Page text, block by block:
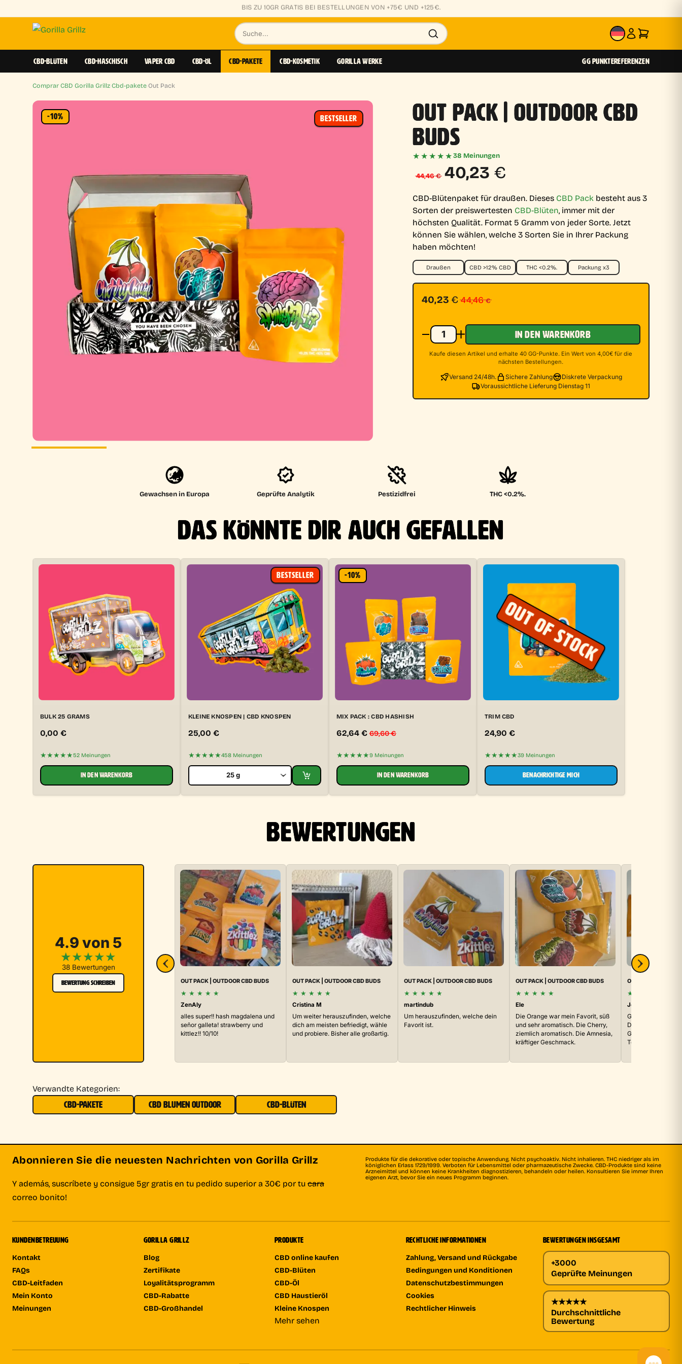
KLEINE KNOSPEN AB 0,85€/GR
Suche
nach
Produkten
DE
CBD-BLÜTEN CBD-HASCHISCH VAPER CBD CBD-ÖL CBD-PAKETE CBD-KOSMETIK GORILLA WERKE GG PUNKTEREFERENZEN
Comprar CBD Gorilla Grillz›Cbd-pakete›Out Pack
-10% BESTSELLER
OUT PACK | OUTDOOR CBD
BUDS
★★★★★38 Meinungen
44,46€ Ursprünglicher
Preis
war:
44,46 €
40,23 €Aktueller
Preis
ist:
CBD-Blütenpaket für draußen. Dieses CBD Packbesteht aus 3
Sorten der preiswertesten CBD-Blüten, immer mit der
höchsten Qualität. Format 5 Gramm von jeder Sorte. Jetzt
können Sie wählen, welche 3 Sorten Sie in Ihrer Packung
haben möchten!
Draußen CBD >12% CBD THC <0.2%. Packung x3
44,46€
Ursprünglicher Preis war: 44,46 €
40,23€
Aktueller Preis ist: 40,23 €.
IN DEN WARENKORB
Kaufe diesen Artikel und erhalte 40 GG-Punkte. Ein Wert von 4,00€ für die
nächsten Bestellungen.
Versand 24/48h. Sichere Zahlung
Diskrete Verpackung
Voraussichtliche Lieferung Dienstag 11
Gewachsen in Europa Geprüfte Analytik Pestizidfrei THC <0.2%.
DAS KÖNNTE DIR AUCH GEFALLEN
BULK 25 GRAMS
0,00 €
★★★★★52 Meinungen
IN DEN WARENKORB
BESTSELLER
KLEINE KNOSPEN | CBD KNOSPEN
25,00 €
★★★★★458 Meinungen
-10%
MIX PACK : CBD HASHISH
62,64€69,60€
★★★★★9 Meinungen
IN DEN WARENKORB
TRIM CBD
24,90 €
★★★★★39 Meinungen
BENACHRICHTIGE MICH
BEWERTUNGEN
4.9 von 5
★★★★★
38 Bewertungen
BEWERTUNG SCHREIBEN OUT PACK | OUTDOOR CBD BUDS
★ ★ ★ ★ ★
ZenAly
alles super!! hash magdalena und
señor galleta! strawberry und
kittlez!! 10/10!
OUT PACK | OUTDOOR CBD BUDS
★ ★ ★ ★ ★
Cristina M
Um weiter herauszufinden, welche
dich am meisten befriedigt, wähle
und probiere. Bisher alle großartig.
OUT PACK | OUTDOOR CBD BUDS
★ ★ ★ ★ ★
martindub
Um herauszufinden, welche dein
Favorit ist.
OUT PACK | OUTDOOR CBD BUDS
★ ★ ★ ★ ★
Ele
Die Orange war mein Favorit, süß
und sehr aromatisch. Die Cherry,
ziemlich aromatisch. Die Amnesia,
kräftiger Geschmack.
OUT PACK |
★
Jose Maria Nuñez
Genieße es, als
Dessert, es erfüllt
Geschmack, guter
Textur, gute…
Verwandte Kategorien:
CBD-PAKETE CBD BLUMEN OUTDOOR CBD-BLÜTEN
Abonnieren Sie die neuesten Nachrichten von Gorilla Grillz
Y además, suscríbete y consigue 5gr gratis en tu pedido superior a 30€ por tucara
correo bonito!
Produkte für die dekorative oder topische Anwendung. Nicht psychoaktiv. Nicht inhalieren. THC niedriger als im
königlichen Erlass 1729/1999. Verboten für Lebensmittel oder pharmazeutische Zwecke. CBD-Produkte sind keine
Arzneimittel und können keine Krankheiten diagnostizieren, behandeln oder heilen. Konsultieren Sie immer Ihren
eigenen Arzt, bevor Sie ein neues Programm beginnen.
KUNDENBETREUUNG
Kontakt
FAQs
CBD-Leitfaden
Mein Konto
Meinungen
GORILLA GRILLZ
Blog
Zertifikate
Loyalitätsprogramm
CBD-Rabatte
CBD-Großhandel
PRODUKTE
CBD online kaufen
CBD-Blüten
CBD-Öl
CBD Haustieröl
Kleine Knospen
Mehr sehen
RECHTLICHE INFORMATIONEN
Zahlung, Versand und Rückgabe
Bedingungen und Konditionen
Datenschutzbestimmungen
Cookies
Rechtlicher Hinweis
BEWERTUNGEN INSGESAMT
+3000
Geprüfte Meinungen
★★★★★
Durchschnittliche
Bewertung